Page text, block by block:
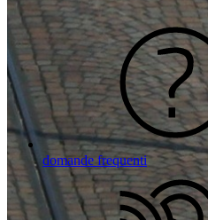
domande frequenti